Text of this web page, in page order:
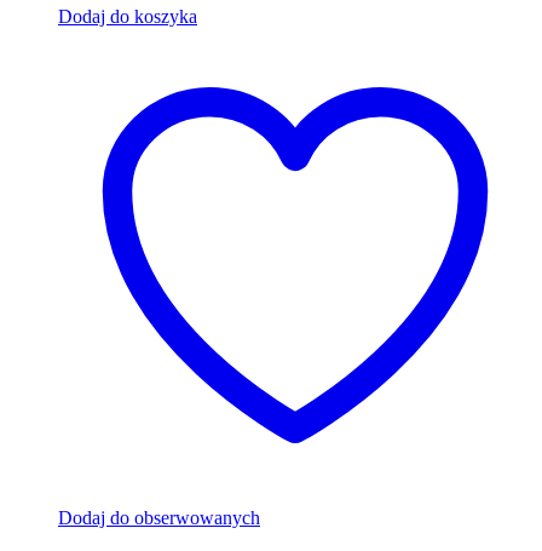
Dodaj do koszyka
Dodaj do obserwowanych